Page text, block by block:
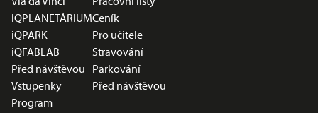
iQPLANETÁRIUM
iQPARK
iQFABLAB
Před návštěvou
Vstupenky
Program
Ceník
Pro učitele
Stravování
Parkování
Před návštěvou